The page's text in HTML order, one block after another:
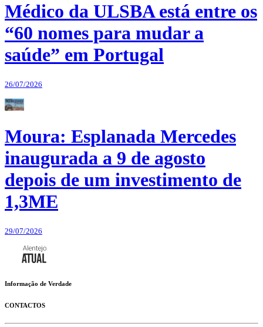
Médico da ULSBA está entre os
“60 nomes para mudar a
saúde” em Portugal
26/07/2026
Moura: Esplanada Mercedes
inaugurada a 9 de agosto
depois de um investimento de
1,3ME
29/07/2026
Informação de Verdade
CONTACTOS